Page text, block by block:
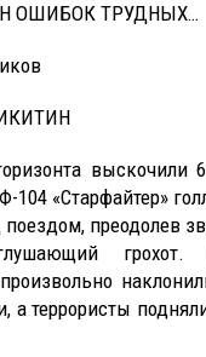
ОШИБОК ТРУДНЫХ…
выскочили 6
104 «Старфайтер»
поездом, преодолев
грохот.
а террористы